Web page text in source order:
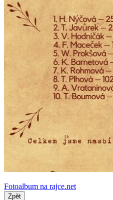
Fotoalbum na rajce.net
Zpět